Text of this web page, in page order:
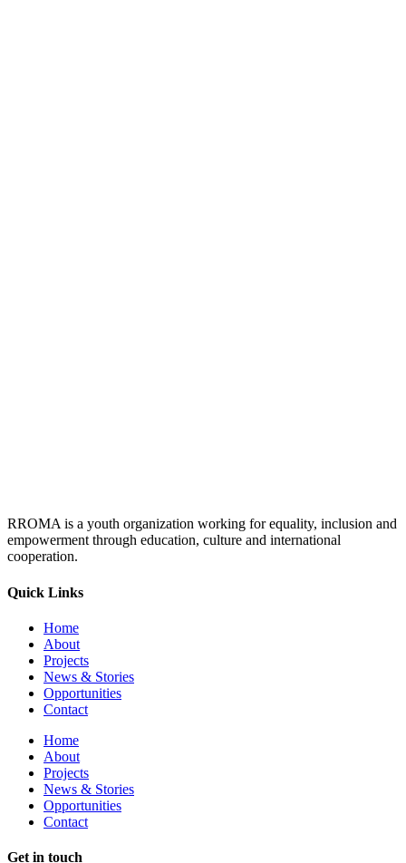
RROMA is a youth organization working for equality, inclusion and
empowerment through education, culture and international
cooperation.
Quick Links
Home
About
Projects
News & Stories
Opportunities
Contact
Home
About
Projects
News & Stories
Opportunities
Contact
Get in touch